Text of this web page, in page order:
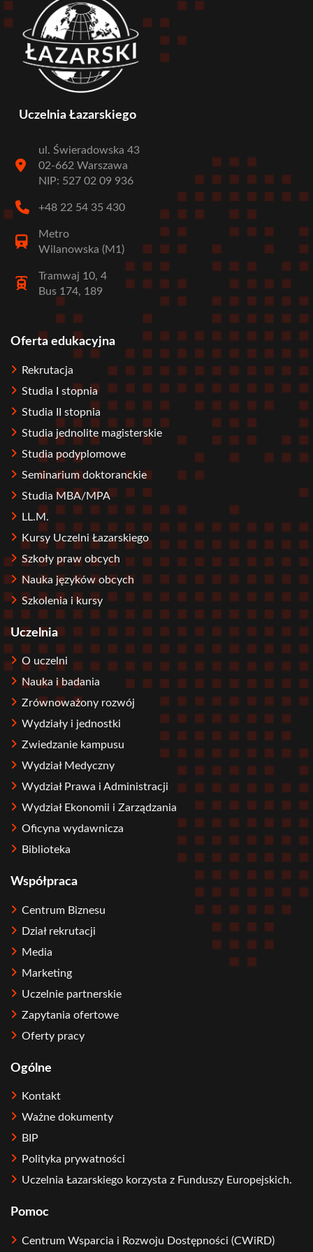
Uczelnia Łazarskiego
ul. Świeradowska 43
02-662 Warszawa
NIP: 527 02 09 936
+48 22 54 35 430
Metro
Wilanowska (M1)
Tramwaj 10, 4
Bus 174, 189
Stopka
Oferta edukacyjna
Rekrutacja
Studia I stopnia
Studia II stopnia
Studia jednolite magisterskie
Studia podyplomowe
Seminarium doktoranckie
Studia MBA/MPA
LL.M.
Kursy Uczelni Łazarskiego
Szkoły praw obcych
Nauka języków obcych
Szkolenia i kursy
Uczelnia
O uczelni
Nauka i badania
Zrównoważony rozwój
Wydziały i jednostki
Zwiedzanie kampusu
Wydział Medyczny
Wydział Prawa i Administracji
Wydział Ekonomii i Zarządzania
Oficyna wydawnicza
Biblioteka
Współpraca
Centrum Biznesu
Dział rekrutacji
Media
Marketing
Uczelnie partnerskie
Zapytania ofertowe
Oferty pracy
Ogólne
Kontakt
Ważne dokumenty
BIP
Polityka prywatności
Uczelnia Łazarskiego korzysta z Funduszy Europejskich.
Pomoc
Centrum Wsparcia i Rozwoju Dostępności (CWiRD)